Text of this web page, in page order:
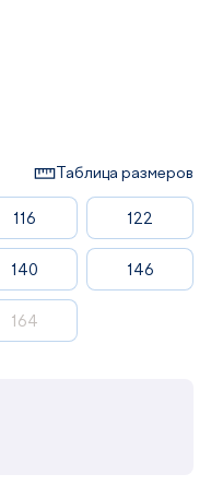
Таблица размеров
116 122
140 146
164